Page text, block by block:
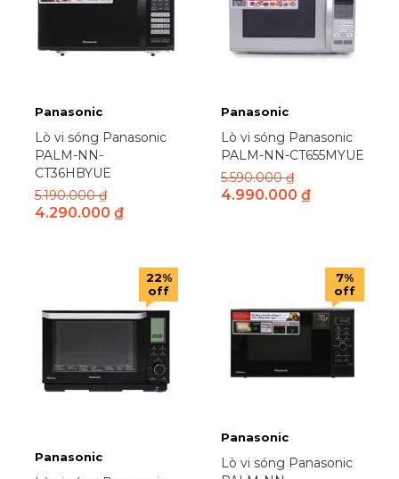
Leta Keramik
(14)
LG
Magic Korea
Mandeli (1)
Matika(1)
Midea
(47)
Mishio(5)
Pensonic
Rapido
Reetech
(24)
Panasonic
Lò vi sóng Panasonic
PALM-NN-
CT36HBYUE
5.190.000₫
4.290.000 ₫
Panasonic
Lò vi sóng Panasonic
PALM-NN-CT655MYUE
5.590.000₫
4.990.000 ₫
22%
off
Panasonic
7%
off
Panasonic
Lò vi sóng Panasonic